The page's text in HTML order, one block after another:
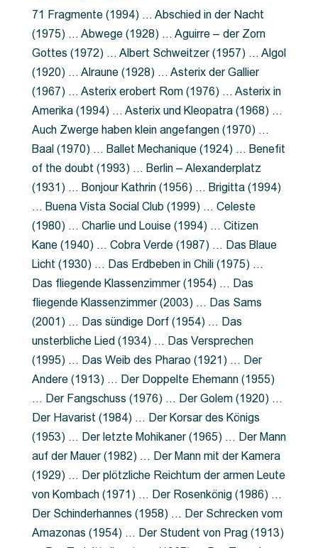
71 Fragmente (1994) … Abschied in der Nacht
(1975) … Abwege (1928) … Aguirre – der Zorn
Gottes (1972) … Albert Schweitzer (1957) … Algol
(1920) … Alraune (1928) … Asterix der Gallier
(1967) … Asterix erobert Rom (1976) … Asterix in
Amerika (1994) … Asterix und Kleopatra (1968) …
Auch Zwerge haben klein angefangen (1970) …
Baal (1970) … Ballet Mechanique (1924) … Benefit
of the doubt (1993) … Berlin – Alexanderplatz
(1931) … Bonjour Kathrin (1956) … Brigitta (1994)
… Buena Vista Social Club (1999) … Celeste
(1980) … Charlie und Louise (1994) … Citizen
Kane (1940) … Cobra Verde (1987) … Das Blaue
Licht (1930) … Das Erdbeben in Chili (1975) …
Das fliegende Klassenzimmer (1954) … Das
fliegende Klassenzimmer (2003) … Das Sams
(2001) … Das sündige Dorf (1954) … Das
unsterbliche Lied (1934) … Das Versprechen
(1995) … Das Weib des Pharao (1921) … Der
Andere (1913) … Der Doppelte Ehemann (1955)
… Der Fangschuss (1976) … Der Golem (1920) …
Der Havarist (1984) … Der Korsar des Königs
(1953) … Der letzte Mohikaner (1965) … Der Mann
auf der Mauer (1982) … Der Mann mit der Kamera
(1929) … Der plötzliche Reichtum der armen Leute
von Kombach (1971) … Der Rosenkönig (1986) …
Der Schinderhannes (1958) … Der Schrecken vom
Amazonas (1954) … Der Student von Prag (1913)